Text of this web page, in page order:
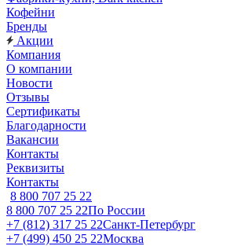
Кофейни
Бренды
Акции
Компания
О компании
Новости
Отзывы
Сертификаты
Благодарности
Вакансии
Контакты
Реквизиты
Контакты
8 800 707 25 22
8 800 707 25 22По России
+7 (812) 317 25 22Санкт-Петербург
+7 (499) 450 25 22Москва